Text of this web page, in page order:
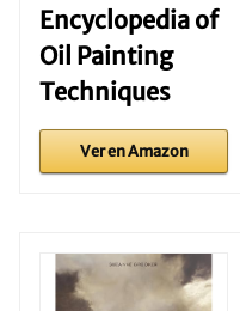
Encyclopedia of
Oil Painting
Techniques
Ver en Amazon